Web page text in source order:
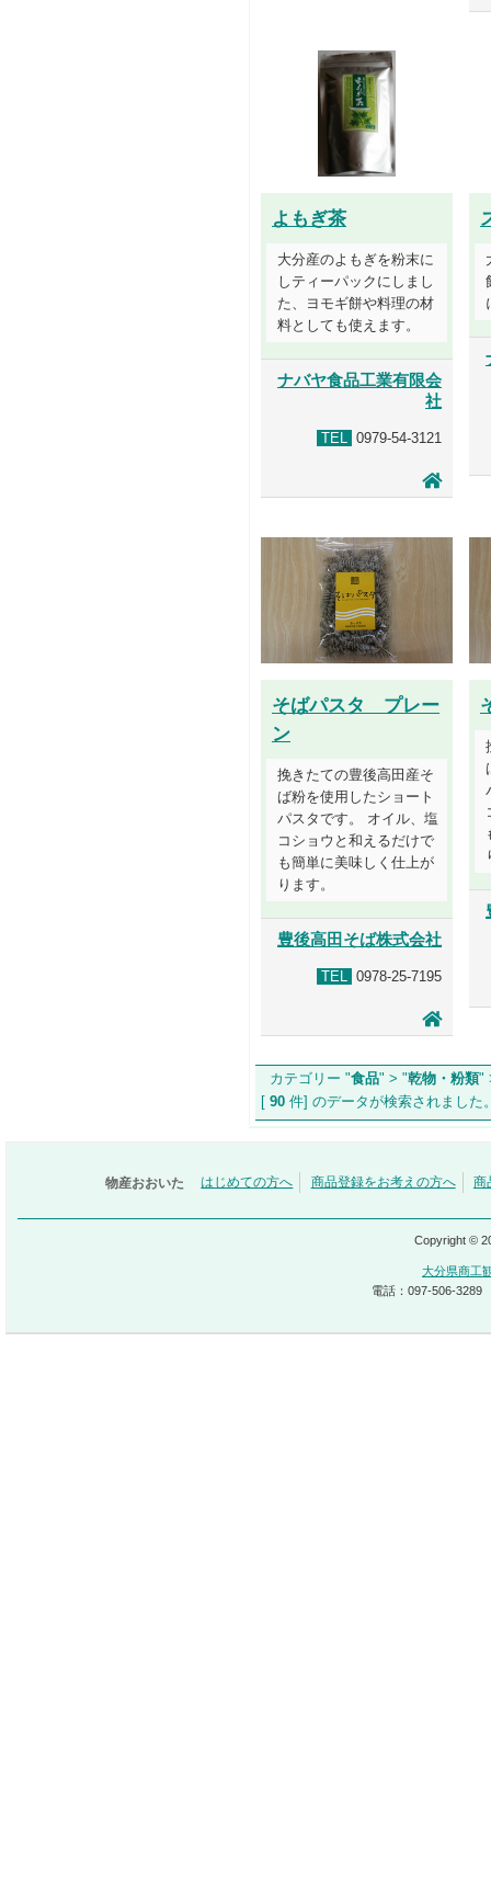
よもぎ茶
大分産のよもぎを粉末に
しティーパックにしまし
た、ヨモギ餅や料理の材
料としても使えます。
ナバヤ食品工業有限会
社
TEL 0979-54-3121
そばパスタ プレー
ン
挽きたての豊後高田産そ
ば粉を使用したショート
パスタです。 オイル、塩
コショウと和えるだけで
も簡単に美味しく仕上が
ります。
豊後高田そば株式会社
TEL 0978-25-7195
カテゴリー "食品" > "乾物・粉類"
[ 90 件] のデータが検索されま
物産おおいた はじめての方へ 商品登録をお考えの方へ 商
Copyright ©
大分県商工
電話：097-506-